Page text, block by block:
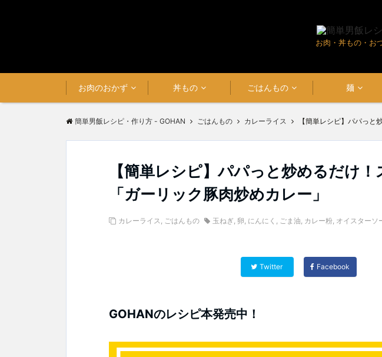
お肉・丼もの・お
お肉のおかず 丼もの ごはんもの 麺
簡単男飯レシピ・作り方 - GOHAN ごはんもの カレーライス 【簡単レシピ】パパっと
【簡単レシピ】パパっと炒めるだけ
「ガーリック豚肉炒めカレー」
カレーライス, ごはんもの 玉ねぎ, 卵, にんにく , ごま油, カレー粉, オイスターソ
Twitter Facebook
GOHANのレシピ本発売中！